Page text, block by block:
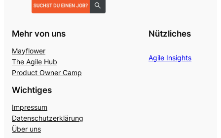
Mehr von uns
Mayflower
The Agile Hub
Product Owner Camp
Nützliches
Agile Insights
Wichtiges
Impressum
Datenschutzerklärung
Über uns